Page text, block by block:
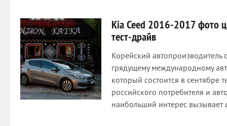
Kia Ceed 2016-2017 фото
тест-драйв
Корейский автопроизводитель
грядущему международному
который состоится в сентябре
российского потребителя и
наибольший интерес вызывает